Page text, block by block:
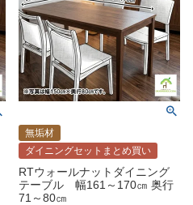
無垢材
ダイニングセットまとめ買い
RTウォールナットダイニング
テーブル 幅161～170㎝ 奥行
71～80㎝